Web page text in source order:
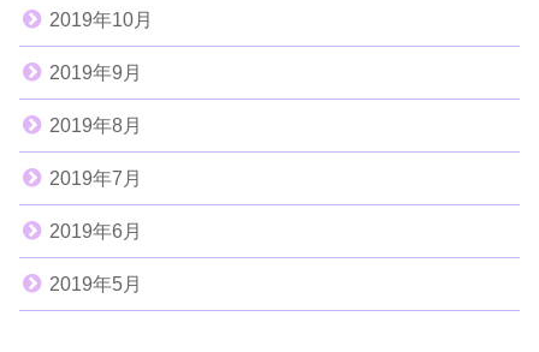
2019年10月
2019年9月
2019年8月
2019年7月
2019年6月
2019年5月